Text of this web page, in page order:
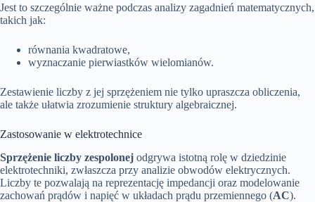
Jest to szczególnie ważne podczas analizy zagadnień matematycznych,
takich jak:
równania kwadratowe,
wyznaczanie pierwiastków wielomianów.
Zestawienie liczby z jej sprzężeniem nie tylko upraszcza obliczenia,
ale także ułatwia zrozumienie struktury algebraicznej.
Zastosowanie w elektrotechnice
Sprzężenie liczby zespolonej odgrywa istotną rolę w dziedzinie
elektrotechniki, zwłaszcza przy analizie obwodów elektrycznych.
Liczby te pozwalają na reprezentację impedancji oraz modelowanie
zachowań prądów i napięć w układach prądu przemiennego (AC).